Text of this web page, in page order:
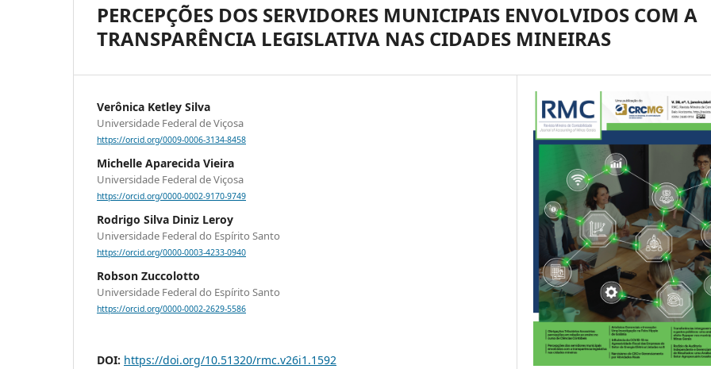
PERCEPÇÕES DOS SERVIDORES MUNICIPAIS ENVOLVIDOS COM A
TRANSPARÊNCIA LEGISLATIVA NAS CIDADES MINEIRAS
Verônica Ketley Silva
Universidade Federal de Viçosa
https://orcid.org/0009-0006-3134-8458
Michelle Aparecida Vieira
Universidade Federal de Viçosa
https://orcid.org/0000-0002-9170-9749
Rodrigo Silva Diniz Leroy
Universidade Federal do Espírito Santo
https://orcid.org/0000-0003-4233-0940
Robson Zuccolotto
Universidade Federal do Espírito Santo
https://orcid.org/0000-0002-2629-5586
DOI: https://doi.org/10.51320/rmc.v26i1.1592